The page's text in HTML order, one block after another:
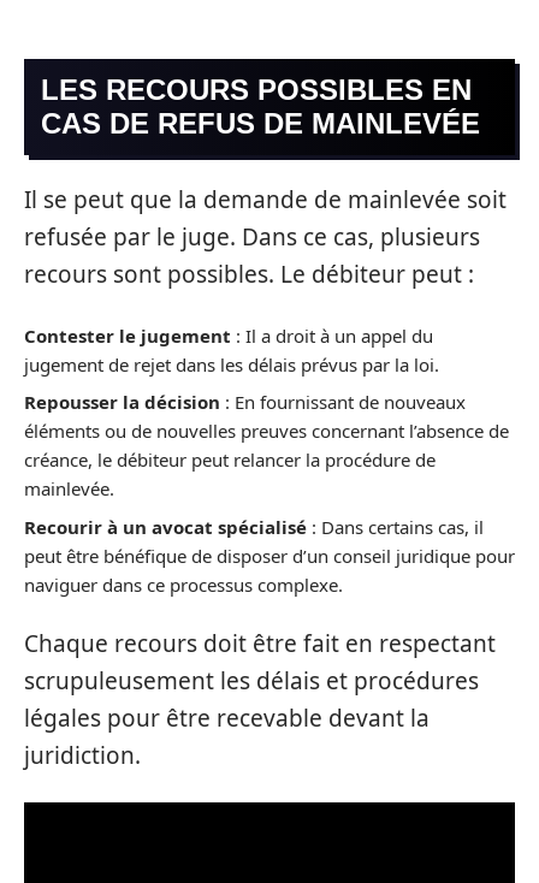
LES RECOURS POSSIBLES EN
CAS DE REFUS DE MAINLEVÉE
Il se peut que la demande de mainlevée soit
refusée par le juge. Dans ce cas, plusieurs
recours sont possibles. Le débiteur peut :
Contester le jugement : Il a droit à un appel du
jugement de rejet dans les délais prévus par la loi.
Repousser la décision : En fournissant de nouveaux
éléments ou de nouvelles preuves concernant l’absence de
créance, le débiteur peut relancer la procédure de
mainlevée.
Recourir à un avocat spécialisé : Dans certains cas, il
peut être bénéfique de disposer d’un conseil juridique pour
naviguer dans ce processus complexe.
Chaque recours doit être fait en respectant
scrupuleusement les délais et procédures
légales pour être recevable devant la
juridiction.